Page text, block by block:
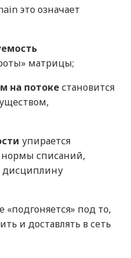
это означает
матрицы;
на потоке становится
упирается
нормы списаний,
дисциплину
«подгоняется» под то,
и доставлять в сеть